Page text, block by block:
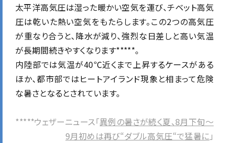
太平洋高気圧は湿った暖かい空気を運び、チベット高気
圧は乾いた熱い空気をもたらします。この2つの高気圧
が重なり合うと、降水が減り、強烈な日差しと高い気温
が長期間続きやすくなります*****。
内陸部では気温が40℃近くまで上昇するケースがある
ほか、都市部ではヒートアイランド現象と相まって危険
な暑さとなるとされています。
*****ウェザーニュース「異例の暑さが続く夏、8月下旬〜
9月初めは再び“ダブル高気圧“で猛暑に 」